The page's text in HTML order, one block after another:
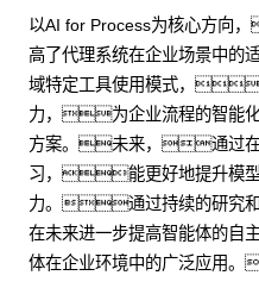
以AI for Process为核心方向
高了代理系统在企业场景中
域特定工具使用模式，
力，为企业流程的智能化
方案。未来，通过在
习，能更好地提升模型
力。通过持续的研究
在未来进一步提高智能体的
体在企业环境中的广泛应用